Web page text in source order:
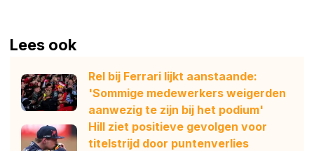
Lees ook
Rel bij Ferrari lijkt aanstaande:
'Sommige medewerkers weigerden
aanwezig te zijn bij het podium'
Hill ziet positieve gevolgen voor
titelstrijd door puntenverlies